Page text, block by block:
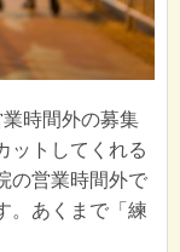
時間外の募集
ットしてくれる
の営業時間外で
。あくまで「練